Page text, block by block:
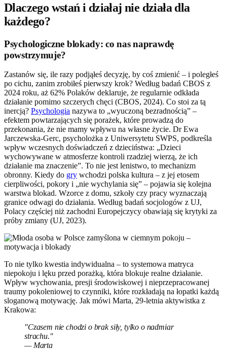
Dlaczego wstań i działaj nie działa dla
każdego?
Psychologiczne blokady: co nas naprawdę
powstrzymuje?
Zastanów się, ile razy podjąłeś decyzję, by coś zmienić – i poległeś
po cichu, zanim zrobiłeś pierwszy krok? Według badań CBOS z
2024 roku, aż 62% Polaków deklaruje, że regularnie odkłada
działanie pomimo szczerych chęci (CBOS, 2024). Co stoi za tą
inercją? Psychologia nazywa to „wyuczoną bezradnością” –
efektem powtarzających się porażek, które prowadzą do
przekonania, że nie mamy wpływu na własne życie. Dr Ewa
Jarczewska-Gerc, psycholożka z Uniwersytetu SWPS, podkreśla
wpływ wczesnych doświadczeń z dzieciństwa: „Dzieci
wychowywane w atmosferze kontroli rzadziej wierzą, że ich
działanie ma znaczenie”. To nie jest lenistwo, to mechanizm
obronny. Kiedy do gry wchodzi polska kultura – z jej etosem
cierpliwości, pokory i „nie wychylania się” – pojawia się kolejna
warstwa blokad. Wzorce z domu, szkoły czy pracy wyznaczają
granice odwagi do działania. Według badań socjologów z UJ,
Polacy częściej niż zachodni Europejczycy obawiają się krytyki za
próby zmiany (UJ, 2023).
To nie tylko kwestia indywidualna – to systemowa matryca
niepokoju i lęku przed porażką, która blokuje realne działanie.
Wpływ wychowania, presji środowiskowej i nieprzepracowanej
traumy pokoleniowej to czynniki, które rozkładają na łopatki każdą
sloganową motywację. Jak mówi Marta, 29-letnia aktywistka z
Krakowa:
"Czasem nie chodzi o brak siły, tylko o nadmiar
strachu."
— Marta